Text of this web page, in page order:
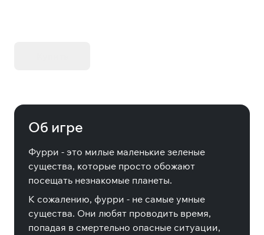
Об игре
Фурри - это милые маленькие зеленые
существа, которые просто обожают
посещать незнакомые планеты.
К сожалению, фурри - не самые умные
существа. Они любят проводить время,
попадая в смертельно опасные ситуации,